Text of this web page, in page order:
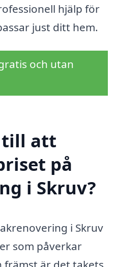
hjälp för
just ditt hem.
och utan
till att
på
i Skruv?
i Skruv
som påverkar